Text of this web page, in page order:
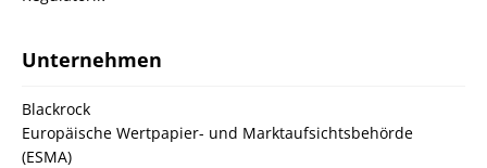
Unternehmen
Blackrock
Europäische Wertpapier- und Marktaufsichtsbehörde
(ESMA)